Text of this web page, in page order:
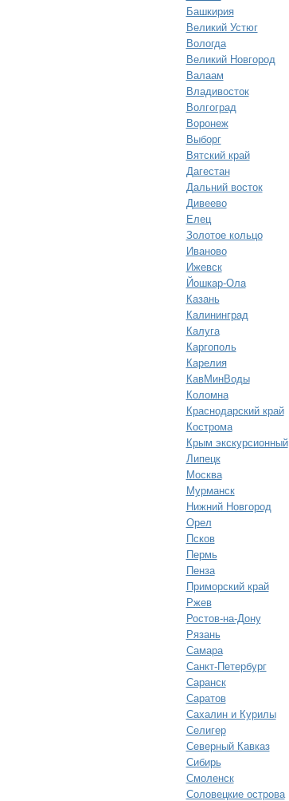
Башкирия
Великий Устюг
Вологда
Великий Новгород
Валаам
Владивосток
Волгоград
Воронеж
Выборг
Вятский край
Дагестан
Дальний восток
Дивеево
Елец
Золотое кольцо
Иваново
Ижевск
Йошкар-Ола
Казань
Калининград
Калуга
Каргополь
Карелия
КавМинВоды
Коломна
Краснодарский край
Кострома
Крым экскурсионный
Липецк
Москва
Мурманск
Нижний Новгород
Орел
Псков
Пермь
Пенза
Приморский край
Ржев
Ростов-на-Дону
Рязань
Самара
Санкт-Петербург
Саранск
Саратов
Сахалин и Курилы
Селигер
Северный Кавказ
Сибирь
Смоленск
Соловецкие острова